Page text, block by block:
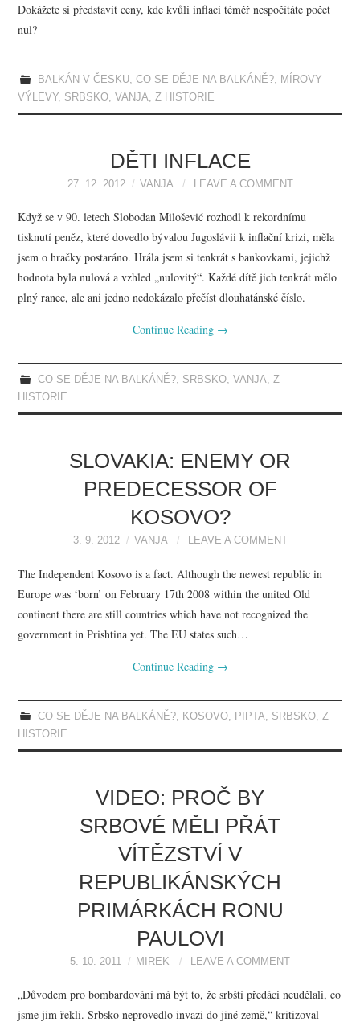
Dokážete si představit ceny, kde kvůli inflaci téměř nespočítáte počet
nul?
BALKÁN V ČESKU, CO SE DĚJE NA BALKÁNĚ?, MÍROVY
VÝLEVY, SRBSKO,VANJA,Z HISTORIE
DĚTI INFLACE
27. 12. 2012 VANJA LEAVE A COMMENT
Když se v 90. letech Slobodan Milošević rozhodl k rekordnímu
tisknutí peněz, které dovedlo bývalou Jugoslávii k inflační krizi, měla
jsem o hračky postaráno. Hrála jsem si tenkrát s bankovkami, jejichž
hodnota byla nulová a vzhled „nulovitý“. Každé dítě jich tenkrát mělo
plný ranec, ale ani jedno nedokázalo přečíst dlouhatánské číslo.
Continue Reading →
CO SE DĚJE NA BALKÁNĚ?, SRBSKO, VANJA, Z
HISTORIE
SLOVAKIA: ENEMY OR
PREDECESSOR OF
KOSOVO?
3. 9. 2012 VANJA LEAVE A COMMENT
The Independent Kosovo is a fact. Although the newest republic in
Europe was ‘born’ on February 17th 2008 within the united Old
continent there are still countries which have not recognized the
government in Prishtina yet. The EU states such…
Continue Reading →
CO SE DĚJE NA BALKÁNĚ?, KOSOVO, PIPTA, SRBSKO, Z
HISTORIE
VIDEO: PROČ BY
SRBOVÉ MĚLI PŘÁT
VÍTĚZSTVÍ V
REPUBLIKÁNSKÝCH
PRIMÁRKÁCH RONU
PAULOVI
5. 10. 2011 MIREK LEAVE A COMMENT
„Důvodem pro bombardování má být to, že srbští předáci neudělali, co
jsme jim řekli. Srbsko neprovedlo invazi do jiné země,“ kritizoval